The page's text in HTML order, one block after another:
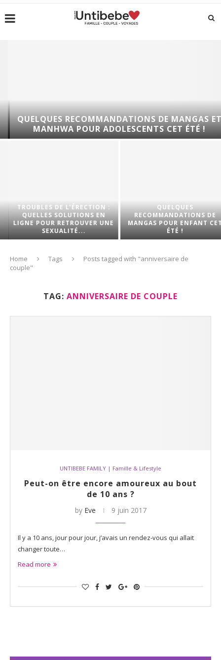
QUELQUES RECOMMANDATIONS DE MANGAS ET
MANHWA POUR ADOLESCENTS CET ÉTÉ !
TROUBLES DE L’ÉRECTION :
QUELLES SOLUTIONS EN
LIGNE POUR RETROUVER UNE
SEXUALITÉ...
QUELQUES
RECOMMANDATIONS DE
MANGAS POUR ENFANT CET
ÉTÉ !
Home Tags
Posts tagged with "anniversaire de
couple"
TAG: ANNIVERSAIRE DE COUPLE
UNTIBEBE FAMILY | Famille & Lifestyle
Peut-on être encore amoureux au bout
de 10 ans ?
by Eve 9 juin 2017
Il y a 10 ans, jour pour jour, j’avais un rendez-vous qui allait
changer toute…
Read more